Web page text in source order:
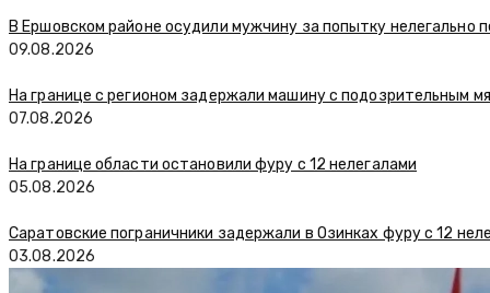
В Ершовском районе осудили мужчину за попытку нелегально
09.08.2026
На границе с регионом задержали машину с подозрительным
07.08.2026
На границе области остановили фуру с 12 нелегалами
05.08.2026
Саратовские пограничники задержали в Озинках фуру с 12
03.08.2026